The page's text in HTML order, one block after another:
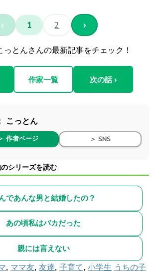
‹ 1 2 ›
っとんさんの最新記事をチェック！
作家一覧 次の話 ›
こっとん
作者ページ ＞ SNS
シリーズを読む
であんな男と結婚したの？
あの頃私はバカだった
親には言えない
, ママ友, 友達, 子育て, 小学生 うちの子